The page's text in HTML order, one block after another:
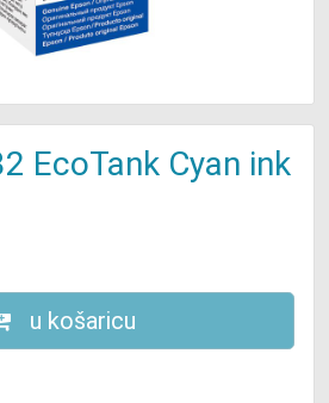
EcoTank Cyan ink
u košaricu